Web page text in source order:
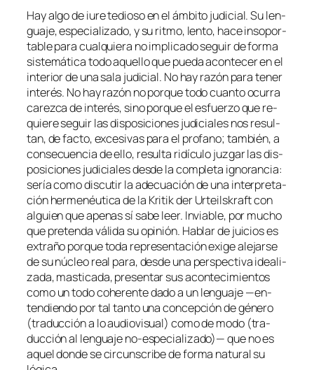
Hay al­gode iu­rete­dio­so en el ám­bi­to ju­di­cial. Su len­
gua­je, es­pe­cia­li­za­do, y su rit­mo, len­to, ha­ce in­so­por­
ta­ble pa­ra cual­quie­ra no im­pli­ca­do se­guir de for­ma
sis­te­má­ti­ca to­do aque­llo que pue­da acon­te­cer en el
in­te­rior de una sa­la ju­di­cial. No hay ra­zón pa­ra te­ner
in­te­rés. No hay ra­zón no por­que to­do cuan­to ocu­rra
ca­rez­ca de in­te­rés, sino por­que el es­fuer­zo que re­
quie­re se­guir las dis­po­si­cio­nes ju­di­cia­les nos re­sul­
tan,de fac­to, ex­ce­si­vas pa­ra el pro­fano; tam­bién, a
con­se­cuen­cia de ello, re­sul­ta ri­dícu­lo juz­gar las dis­
po­si­cio­nes ju­di­cia­les des­de la com­ple­ta ig­no­ran­cia:
se­ría co­mo dis­cu­tir la ade­cua­ción de una in­ter­pre­ta­
ción her­me­néu­ti­ca de la Kritik der Urteilskraftcon
al­guien que ape­nas sí sa­be leer. Inviable, por mu­cho
que pre­ten­da vá­li­da su opi­nión. Hablar de jui­cios es
ex­tra­ño por­que to­da re­pre­sen­ta­ción exi­ge ale­jar­se
de su nú­cleo real pa­ra, des­de una pers­pec­ti­va idea­li­
za­da, mas­ti­ca­da, pre­sen­tar sus acon­te­ci­mien­tos
co­mo un to­do cohe­ren­te da­do a un len­gua­je —en­
ten­dien­do por tal tan­to una con­cep­ción de gé­ne­ro
(tra­duc­ción a lo au­dio­vi­sual) co­mo de mo­do (tra­
duc­ción al len­gua­je no-especializado)— que no es
aquel don­de se cir­cuns­cri­be de for­ma na­tu­ral su